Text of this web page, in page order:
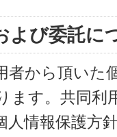
よび委託に
者から頂いた
ます。共同利
人情報保護方